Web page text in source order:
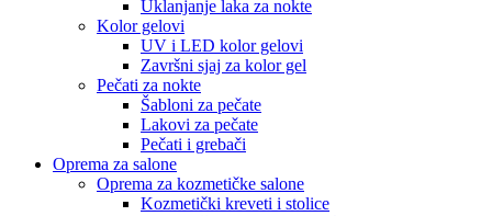
Uklanjanje laka za nokte
Kolor gelovi
UV i LED kolor gelovi
Završni sjaj za kolor gel
Pečati za nokte
Šabloni za pečate
Lakovi za pečate
Pečati i grebači
Oprema za salone
Oprema za kozmetičke salone
Kozmetički kreveti i stolice